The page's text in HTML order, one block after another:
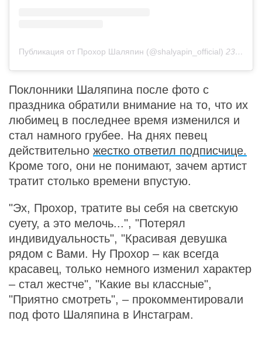
Публикация от Прохор Шаляпин (@shalyapin_official) 23 Окт 2019 в 12:35 PDT
Поклонники Шаляпина после фото с
праздника обратили внимание на то, что их
любимец в последнее время изменился и
стал намного грубее. На днях певец
действительно жестко ответил подписчице.
Кроме того, они не понимают, зачем артист
тратит столько времени впустую.
"Эх, Прохор, тратите вы себя на светскую
суету, а это мелочь...", "Потерял
индивидуальность", "Красивая девушка
рядом с Вами. Ну Прохор – как всегда
красавец, только немного изменил характер
– стал жестче", "Какие вы классные",
"Приятно смотреть", – прокомментировали
под фото Шаляпина в Инстаграм.